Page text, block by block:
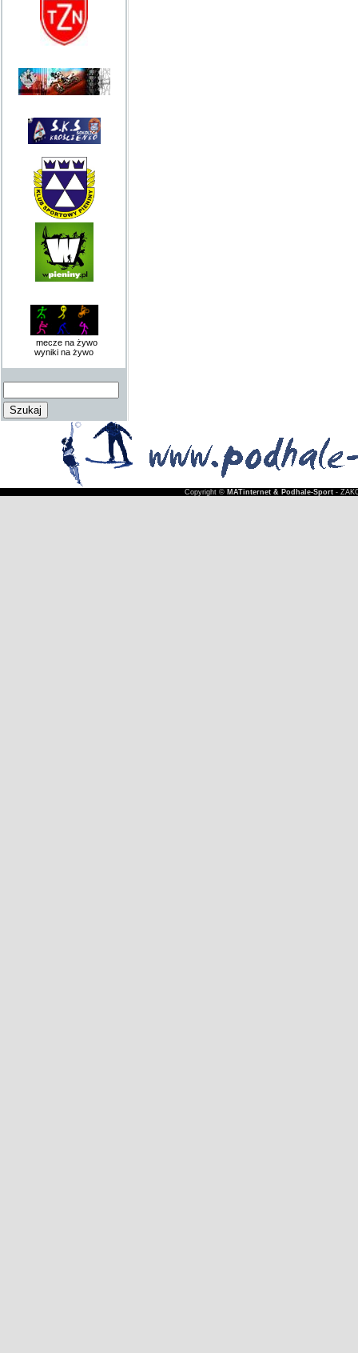
mecze na żywo
wyniki na żywo
Copyright © MATinternet & Podhale-Sport-